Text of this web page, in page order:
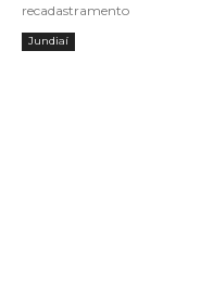
recadastramento
Jundiaí